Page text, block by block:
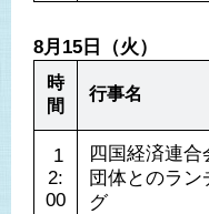
8月15日（火）
時
間
行事名
2:
00
四国経済連合
団体とのラン
グ